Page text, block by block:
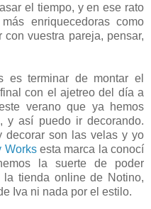
el tiempo, y en ese rato
enriquecedoras como
con vuestra pareja, pensar,
es terminar de montar el
con el ajetreo del día a
verano que ya hemos
y así puedo ir decorando.
decorar son las velas y yo
Worksesta marca la conocí
la suerte de poder
tienda online de Notino,
Iva ni nada por el estilo.